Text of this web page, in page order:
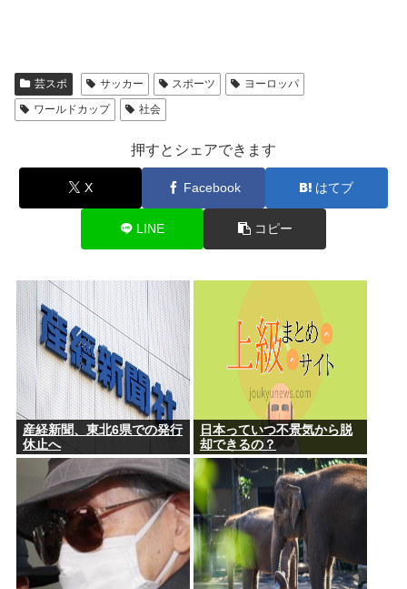
芸スポ サッカー スポーツ
ヨーロッパ
ワールドカップ
社会
押すとシェアできます
X Facebook はてブ
LINE コピー
産経新聞、東北6県での発行
休止へ
日本っていつ不景気から脱
却できるの？